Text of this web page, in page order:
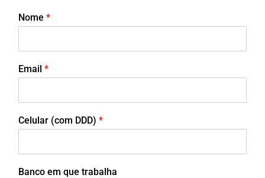
Nome *
Email *
Celular (com DDD) *
Banco em que trabalha